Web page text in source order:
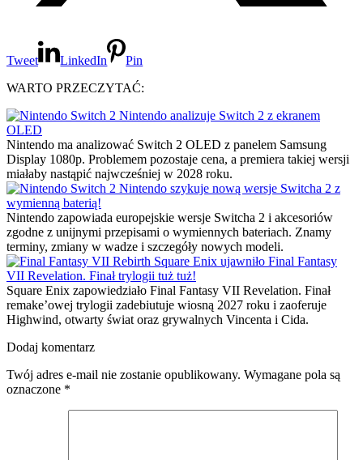
Tweet LinkedIn
Pin
WARTO PRZECZYTAĆ:
Nintendo analizuje Switch 2 z ekranem
OLED
Nintendo ma analizować Switch 2 OLED z panelem Samsung
Display 1080p. Problemem pozostaje cena, a premiera takiej wersji
miałaby nastąpić najwcześniej w 2028 roku.
Nintendo szykuje nową wersje Switcha 2 z
wymienną baterią!
Nintendo zapowiada europejskie wersje Switcha 2 i akcesoriów
zgodne z unijnymi przepisami o wymiennych bateriach. Znamy
terminy, zmiany w wadze i szczegóły nowych modeli.
Square Enix ujawniło Final Fantasy
VII Revelation. Finał trylogii tuż tuż!
Square Enix zapowiedziało Final Fantasy VII Revelation. Finał
remake’owej trylogii zadebiutuje wiosną 2027 roku i zaoferuje
Highwind, otwarty świat oraz grywalnych Vincenta i Cida.
Dodaj komentarz
Twój adres e-mail nie zostanie opublikowany. Wymagane pola są
oznaczone *